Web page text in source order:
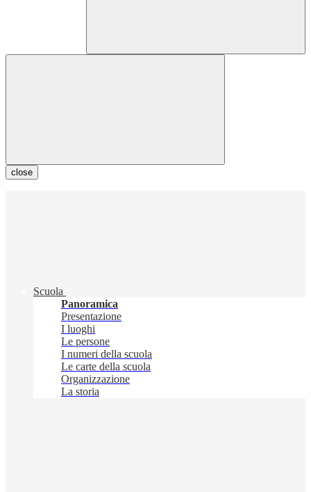
close
Scuola
Panoramica
Presentazione
I luoghi
Le persone
I numeri della scuola
Le carte della scuola
Organizzazione
La storia